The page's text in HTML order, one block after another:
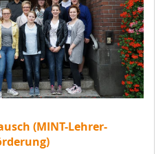
(MINT-Lehrer-